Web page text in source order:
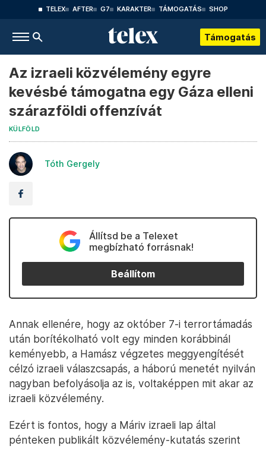
TELEX AFTER G7 KARAKTER TÁMOGATÁS SHOP
Támogatás
Az izraeli közvélemény egyre
kevésbé támogatna egy Gáza elleni
szárazföldi offenzívát
KÜLFÖLD
Tóth Gergely
Állítsd be a Telexet
megbízható forrásnak!
Beállítom
Annak ellenére, hogy az október 7-i terrortámadás
után borítékolható volt egy minden korábbinál
keményebb, a Hamász végzetes meggyengítését
célzó izraeli válaszcsapás, a háború menetét nyilván
nagyban befolyásolja az is, voltaképpen mit akar az
izraeli közvélemény.
Ezért is fontos, hogy a Máriv izraeli lap által
pénteken publikált közvélemény-kutatás szerint